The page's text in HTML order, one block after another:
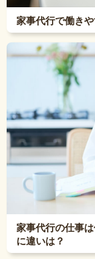
家事代行で働き
家事代行の仕事
に違いは？